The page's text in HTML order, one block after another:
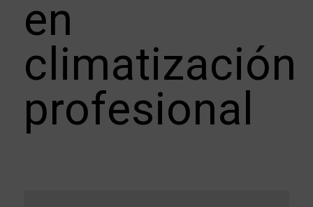
en
climatización
profesional